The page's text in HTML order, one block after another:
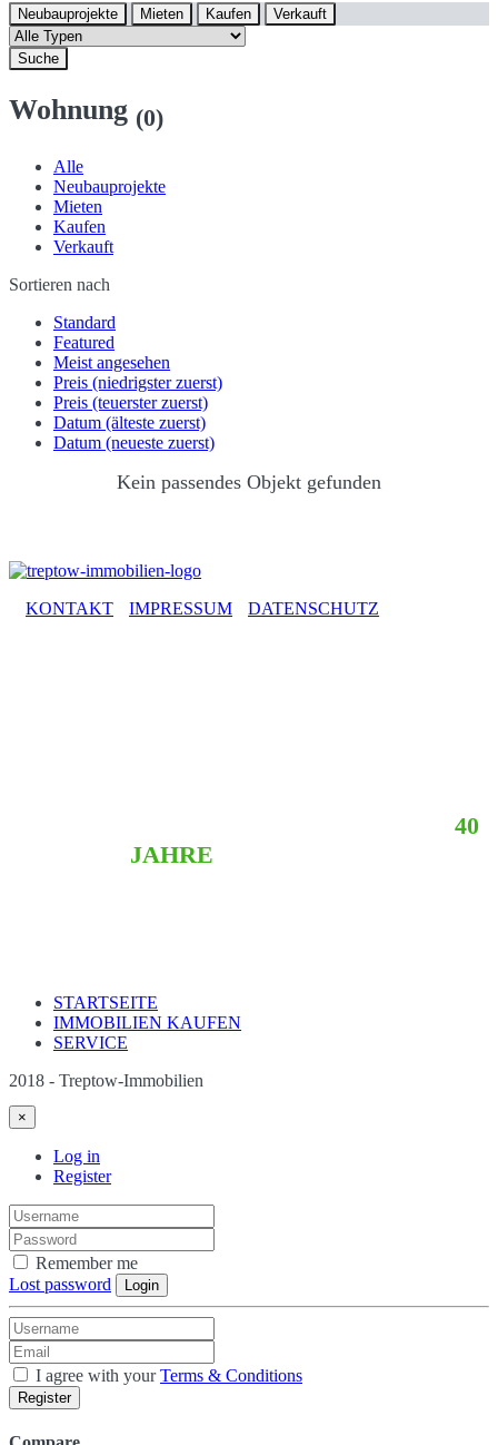
Neubauprojekte Mieten Kaufen Verkauft
Suche
Wohnung (0)
Alle
Neubauprojekte
Mieten
Kaufen
Verkauft
Sortieren nach
Standard
Featured
Meist angesehen
Preis (niedrigster zuerst)
Preis (teuerster zuerst)
Datum (älteste zuerst)
Datum (neueste zuerst)
Kein passendes Objekt gefunden
KONTAKT IMPRESSUM DATENSCHUTZ
40
JAHRE
STARTSEITE
IMMOBILIEN KAUFEN
SERVICE
2018 - Treptow-Immobilien
×
Log in
Register
Remember me
Lost password
Login
I agree with yourTerms & Conditions
Register